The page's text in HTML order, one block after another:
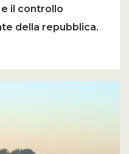
e il controllo
della repubblica.